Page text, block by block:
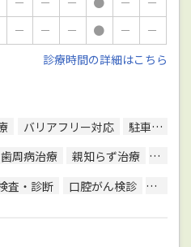
－ － － ● －
－
診療時間の詳細はこちら
バリアフリー対応
駐車場あり
歯周病治療 親知らず治療
顎関
査・診断 口腔がん検診 CT検査